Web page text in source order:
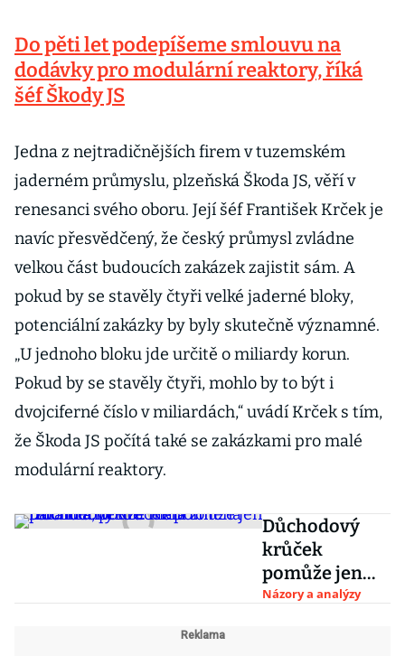
Do pěti let podepíšeme smlouvu na
dodávky pro modulární reaktory, říká
šéf Škody JS
Jedna z nejtradičnějších firem v tuzemském
jaderném průmyslu, plzeňská Škoda JS, věří v
renesanci svého oboru. Její šéf František Krček je
navíc přesvědčený, že český průmysl zvládne
velkou část budoucích zakázek zajistit sám. A
pokud by se stavěly čtyři velké jaderné bloky,
potenciální zakázky by byly skutečně významné.
„U jednoho bloku jde určitě o miliardy korun.
Pokud by se stavěly čtyři, mohlo by to být i
dvojciferné číslo v miliardách,“ uvádí Krček s tím,
že Škoda JS počítá také se zakázkami pro malé
modulární reaktory.
Důchodový
krůček
pomůže jen
trochu
Názory a analýzy